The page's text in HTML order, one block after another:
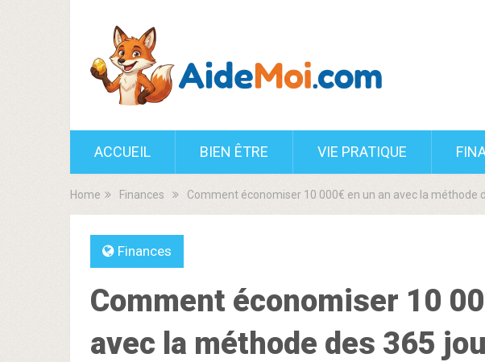
ACCUEIL BIEN ÊTRE VIE PRATIQUE
Home Finances Comment économiser 10 000€ en un an avec la méthode
Finances
Comment économiser 10
avec la méthode des 365